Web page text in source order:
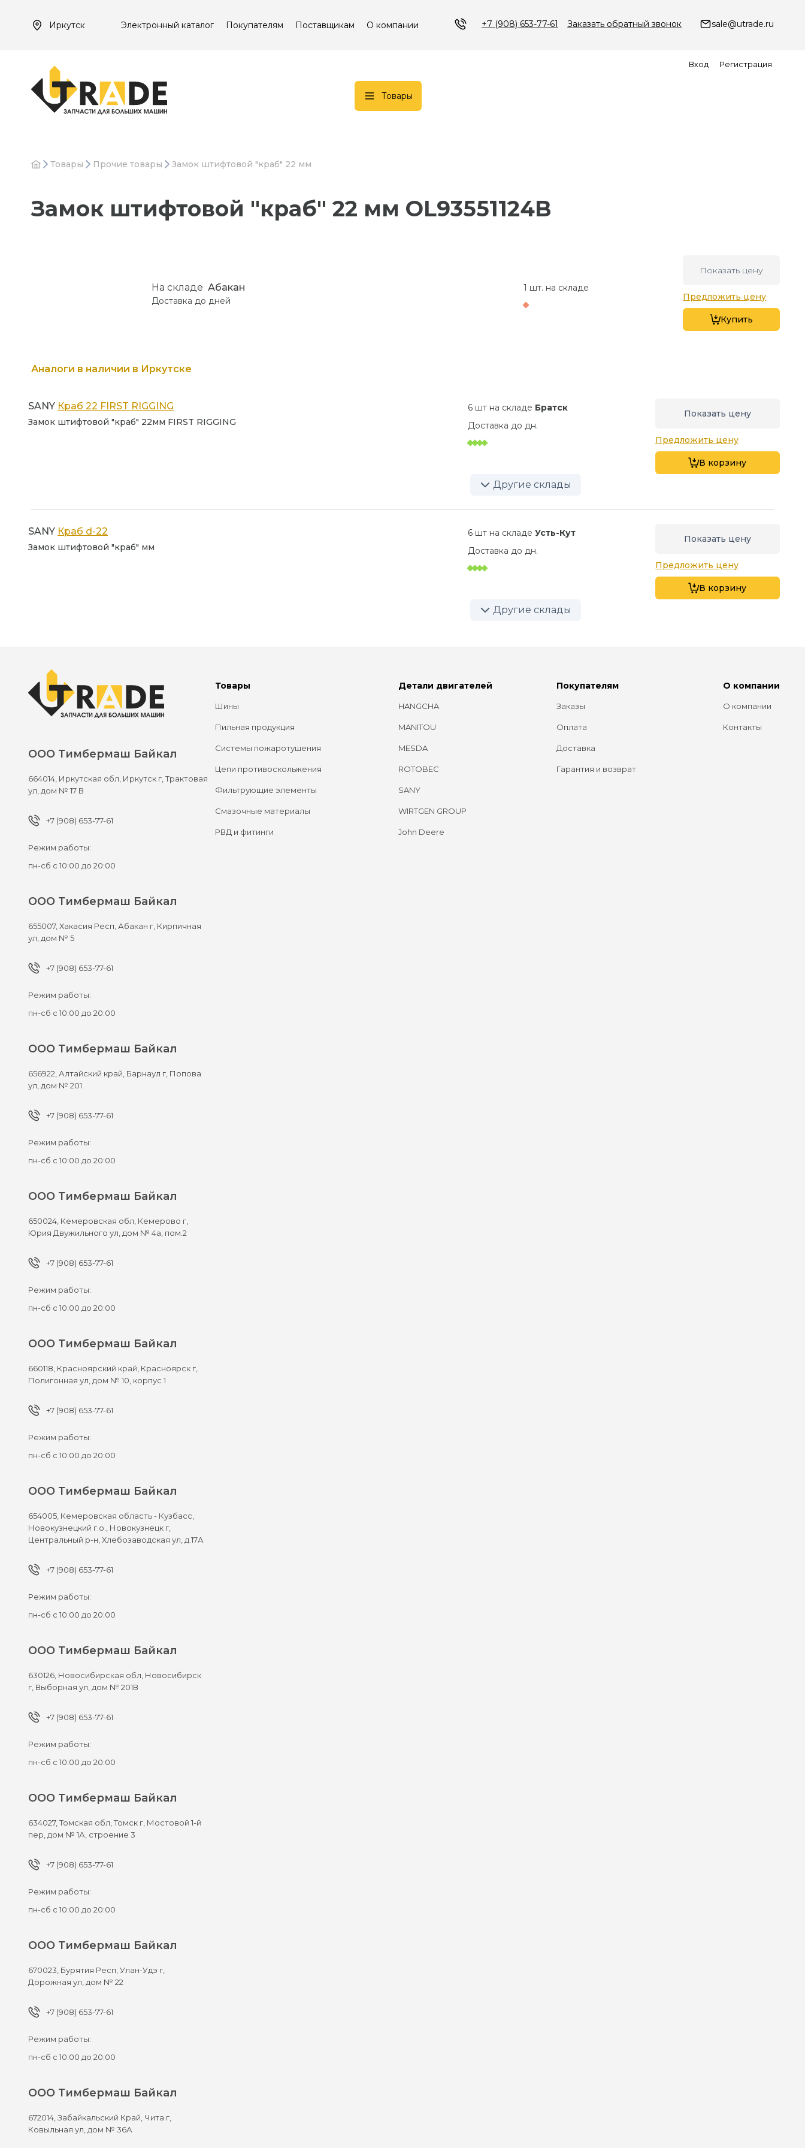
Иркутск Электронный каталог Покупателям Поставщикам О компании +7 (908) 653-77-61 Заказать обратный звонок sale@utrade.ru
Вход Регистрация
Товары
Товары Прочие товары Замок штифтовой "краб" 22 мм
Замок штифтовой "краб" 22 мм OL93551124B
На складе Абакан
Доставка до дней
1 шт. на складе
Показать цену
Предложить цену
Купить
Аналоги в наличии в Иркутске
SANY Краб 22 FIRST RIGGING
Замок штифтовой "краб" 22мм FIRST RIGGING
6 шт на складе Братск
Доставка до дн.
Показать цену
Предложить цену
В корзину
Другие склады
SANY Краб d-22
Замок штифтовой "краб" мм
6 шт на складе Усть-Кут
Доставка до дн.
Показать цену
Предложить цену
В корзину
Другие склады
ООО Тимбермаш Байкал
664014, Иркутская обл, Иркутск г,Трактовая
ул, дом № 17 В
+7 (908) 653-77-61
Режим работы:
пн-сб с 10:00 до 20:00
ООО Тимбермаш Байкал
655007,Хакасия Респ, Абакан г, Кирпичная
ул, дом № 5
+7 (908) 653-77-61
Режим работы:
пн-сб с 10:00 до 20:00
ООО Тимбермаш Байкал
656922,Алтайский край, Барнаул г, Попова
ул, дом № 201
+7 (908) 653-77-61
Режим работы:
пн-сб с 10:00 до 20:00
ООО Тимбермаш Байкал
650024, Кемеровская обл, Кемерово г,
Юрия Двужильного ул, дом № 4а, пом.2
+7 (908) 653-77-61
Режим работы:
пн-сб с 10:00 до 20:00
ООО Тимбермаш Байкал
660118, Красноярский край, Красноярск г,
Полигонная ул, дом № 10, корпус 1
+7 (908) 653-77-61
Режим работы:
пн-сб с 10:00 до 20:00
ООО Тимбермаш Байкал
654005, Кемеровская область - Кузбасс,
Новокузнецкий г.о., Новокузнецк г,
Центральный р-н, Хлебозаводская ул, д.17А
+7 (908) 653-77-61
Режим работы:
пн-сб с 10:00 до 20:00
ООО Тимбермаш Байкал
630126, Новосибирская обл, Новосибирск
г, Выборная ул, дом № 201В
+7 (908) 653-77-61
Режим работы:
пн-сб с 10:00 до 20:00
ООО Тимбермаш Байкал
634027,Томская обл, Томск г, Мостовой 1-й
пер, дом № 1А, строение 3
+7 (908) 653-77-61
Режим работы:
пн-сб с 10:00 до 20:00
ООО Тимбермаш Байкал
670023, Бурятия Респ, Улан-Удэ г,
Дорожная ул, дом № 22
+7 (908) 653-77-61
Режим работы:
пн-сб с 10:00 до 20:00
ООО Тимбермаш Байкал
672014,Забайкальский Край, Чита г,
Ковыльная ул, дом № 36А
Товары
Шины
Пильная продукция
Системы пожаротушения
Цепи противоскольжения
Фильтрующие элементы
Смазочные материалы
РВД и фитинги
Детали двигателей
HANGCHA
MANITOU
MESDA
ROTOBEC
SANY
WIRTGEN GROUP
John Deere
Покупателям
Заказы
Оплата
Доставка
Гарантия и возврат
О компании
О компании
Контакты